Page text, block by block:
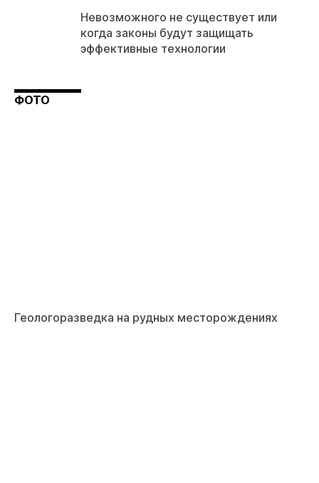
Невозможного не существует или
когда законы будут защищать
эффективные технологии
ФОТО
Геологоразведка на рудных месторождениях